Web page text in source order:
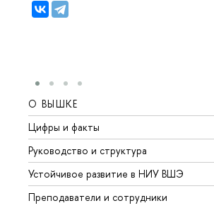
О ВЫШКЕ
Цифры и факты
Руководство и структура
Устойчивое развитие в НИУ ВШЭ
Преподаватели и сотрудники